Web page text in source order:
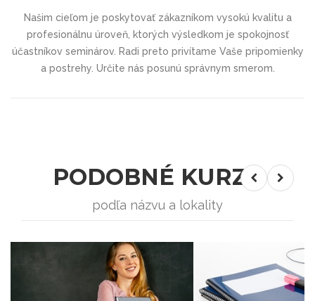
Našim cieľom je poskytovať zákazníkom vysokú kvalitu a
profesionálnu úroveň, ktorých výsledkom je spokojnosť
účastníkov seminárov. Radi preto privítame Vaše pripomienky
a postrehy. Určite nás posunú správnym smerom.
PODOBNÉ KURZY
podľa názvu a lokality